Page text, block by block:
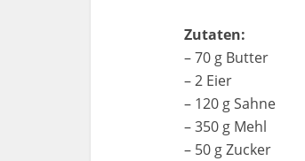
Zutaten:
– 70 g Butter
– 2 Eier
– 120 g Sahne
– 350 g Mehl
– 50 g Zucker